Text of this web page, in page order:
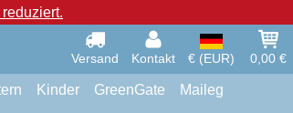
Versand Kontakt € (EUR) 0,00 €
Kinder GreenGate Maileg